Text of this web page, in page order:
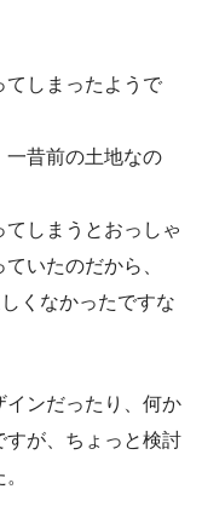
てしまったようで
一昔前の土地なの
しまうとおっしゃ
いたのだから、
くなかったですな
インだったり、何か
すが、ちょっと検討